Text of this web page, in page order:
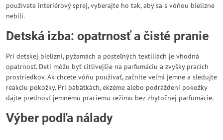
používate interiérový sprej, vyberajte ho tak, aby sa s vôňou bielizne
nebili.
Detská izba: opatrnosť a čisté pranie
Pri detskej bielizni, pyžamách a posteľných textíliách je vhodná
opatrnosť. Deti môžu byť citlivejšie na parfumáciu a zvyšky pracích
prostriedkov. Ak chcete vôňu používať, začnite veľmi jemne a sledujte
reakciu pokožky. Pri bábätkách, ekzéme alebo podráždení pokožky
dajte prednosť jemnému praciemu režimu bez zbytočnej parfumácie.
Výber podľa nálady